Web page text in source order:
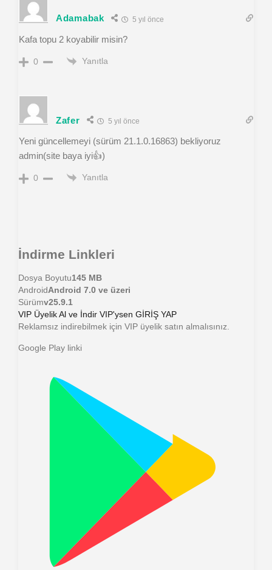
Adamabak 5 yıl önce
Kafa topu 2 koyabilir misin?
0 Yanıtla
Zafer 5 yıl önce
Yeni güncellemeyi (sürüm 21.1.0.16863) bekliyoruz
admin(site baya iyi👍)
0 Yanıtla
İndirme Linkleri
Dosya Boyutu145 MB
AndroidAndroid 7.0 ve üzeri
Sürümv25.9.1
VIP Üyelik Al ve İndir VIP'ysen GİRİŞ YAP
Reklamsız indirebilmek için VIP üyelik satın almalısınız.
Google Play linki